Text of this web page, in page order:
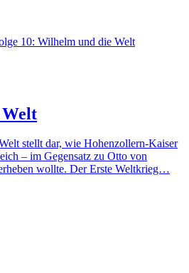
stellt dar, wie Hohenzollern-Kaiser
– im Gegensatz zu Otto von
wollte. Der Erste Weltkrieg…